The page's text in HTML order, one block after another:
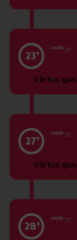
23’
Vārtus
27’
Vārtus
28’